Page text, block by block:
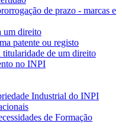
de prazo - marcas e
um direito
patente ou registo
titularidade de um direito
no INPI
Industrial do INPI
de Formação